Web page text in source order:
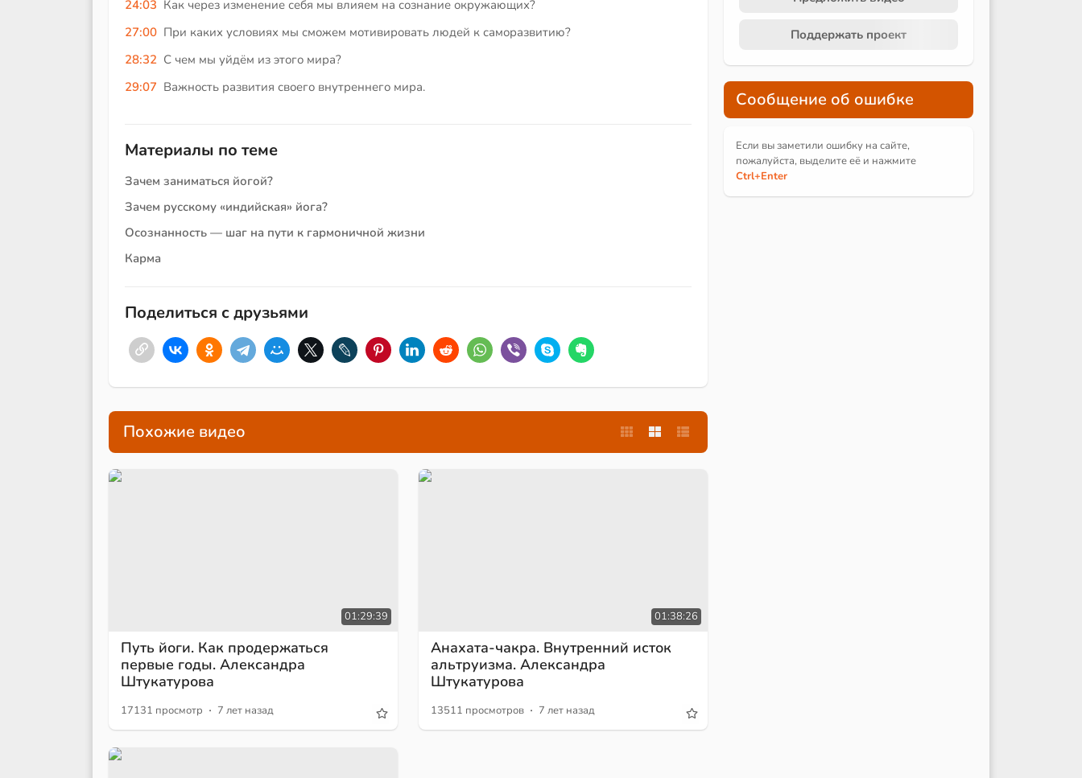
24:03 Как через изменение себя мы влияем на сознание окружающих?
27:00 При каких условиях мы сможем мотивировать людей к саморазвитию?
28:32 С чем мы уйдём из этого мира?
29:07 Важность развития своего внутреннего мира.
Материалы по теме
Зачем заниматься йогой?
Зачем русскому «индийская» йога?
Осознанность — шаг на пути к гармоничной жизни
Карма
Поделиться с друзьями
Похожие видео
01:29:39
Путь йоги. Как продержаться
первые годы. Александра
Штукатурова
17131 просмотр · 7 лет назад
01:38:26
Анахата-чакра. Внутренний исток
альтруизма. Александра
Штукатурова
13511 просмотров · 7 лет назад
Поддержать проект
Сообщение об ошибке
Если вы заметили ошибку на сайте,
пожалуйста, выделите её и нажмите
Ctrl+Enter